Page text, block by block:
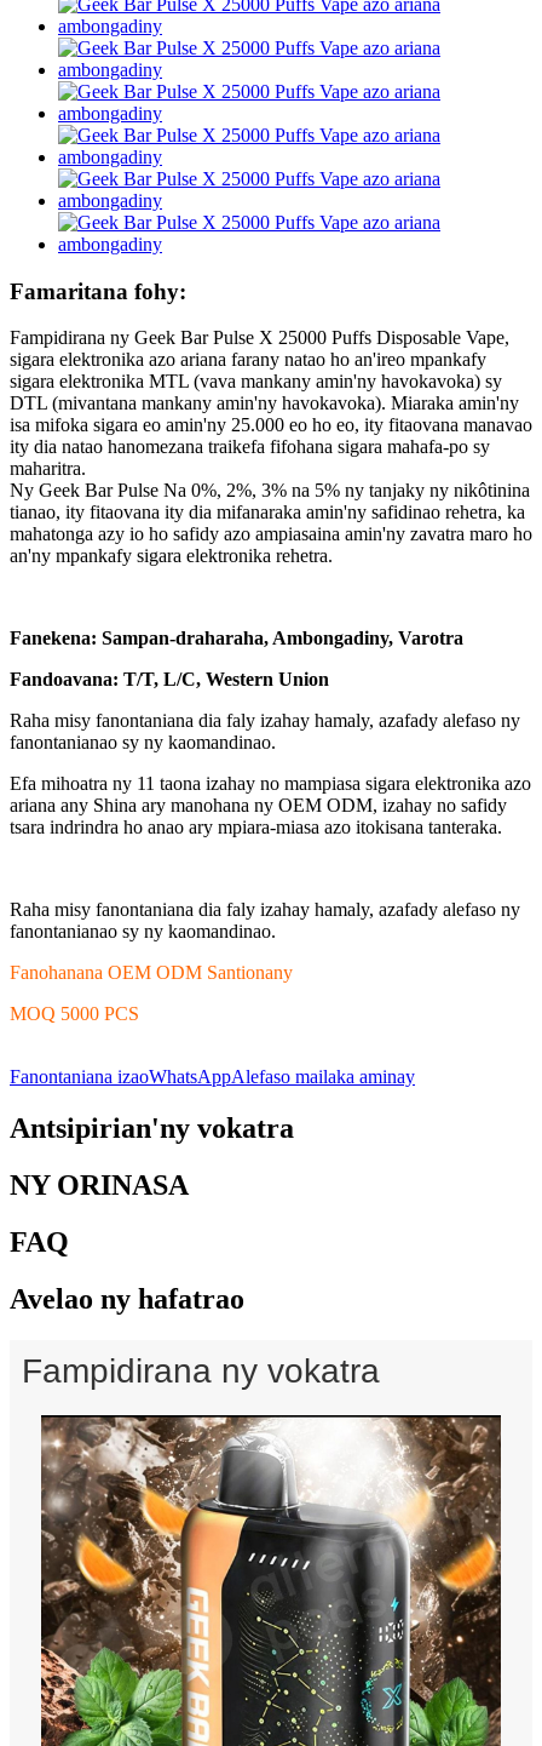
Famaritana fohy:
Fampidirana ny Geek Bar Pulse X 25000 Puffs Disposable Vape,
sigara elektronika azo ariana farany natao ho an'ireo mpankafy
sigara elektronika MTL (vava mankany amin'ny havokavoka) sy
DTL (mivantana mankany amin'ny havokavoka). Miaraka amin'ny
isa mifoka sigara eo amin'ny 25.000 eo ho eo, ity fitaovana manavao
ity dia natao hanomezana traikefa fifohana sigara mahafa-po sy
maharitra.
Ny Geek Bar Pulse Na 0%, 2%, 3% na 5% ny tanjaky ny nikôtinina
tianao, ity fitaovana ity dia mifanaraka amin'ny safidinao rehetra, ka
mahatonga azy io ho safidy azo ampiasaina amin'ny zavatra maro ho
an'ny mpankafy sigara elektronika rehetra.
Fanekena: Sampan-draharaha, Ambongadiny, Varotra
Fandoavana: T/T, L/C, Western Union
Raha misy fanontaniana dia faly izahay hamaly, azafady alefaso ny
fanontanianao sy ny kaomandinao.
Efa mihoatra ny 11 taona izahay no mampiasa sigara elektronika azo
ariana any Shina ary manohana ny OEM ODM, izahay no safidy
tsara indrindra ho anao ary mpiara-miasa azo itokisana tanteraka.
Raha misy fanontaniana dia faly izahay hamaly, azafady alefaso ny
fanontanianao sy ny kaomandinao.
Fanohanana OEM ODM Santionany
MOQ 5000 PCS
Fanontaniana izaoWhatsAppAlefaso mailaka aminay
Antsipirian'ny vokatra
NY ORINASA
FAQ
Avelao ny hafatrao
Fampidirana ny vokatra